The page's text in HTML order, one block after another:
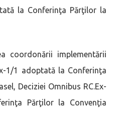
la Conferinţa Părţilor la
coordonării implementării
1/1 adoptată la Conferinţa
Deciziei Omnibus RC.Ex-
Părţilor la Convenţia